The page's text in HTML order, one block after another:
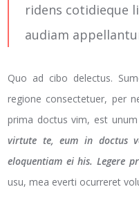
ridens cotidieque
audiam
Quo ad cibo delectus.
regione consectetuer, per
prima doctus vim, est
virtute te, eum in doctus
eloquentiam ei his. Legere
usu, mea everti ocurreret